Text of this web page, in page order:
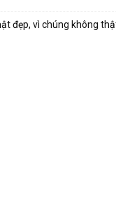
đẹp, vì chúng không